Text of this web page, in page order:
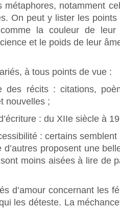
métaphores, notamment
On peut y lister les
la couleur de
et le poids de leur
à tous points de vue :
des récits : citations,
nouvelles ;
: du XIIe siècle à
: certains
proposent une
moins aisées à lire de
d’amour concernant les
les déteste. La